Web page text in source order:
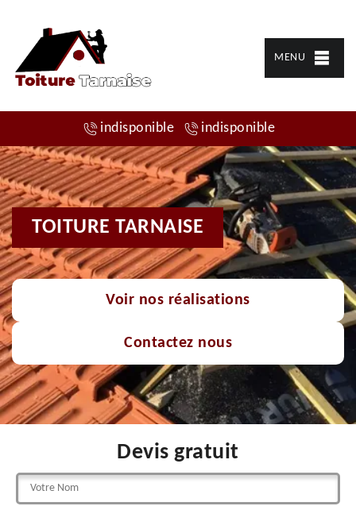
MENU
indisponible indisponible
TOITURE TARNAISE
Voir nos réalisations
Contactez nous
Devis gratuit